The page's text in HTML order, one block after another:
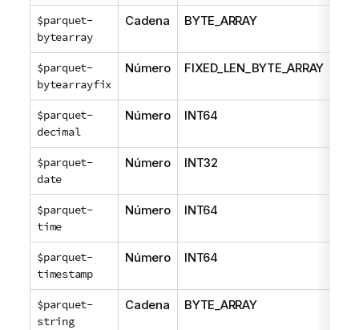
$parquet-
bytearray
Cadena BYTE_ARRAY
$parquet-
bytearrayfix
Número FIXED_LEN_BYTE_ARRAY
$parquet-
decimal
Número INT64
$parquet-
date
Número INT32
$parquet-
time
Número INT64
$parquet-
timestamp
Número INT64
$parquet-
string
Cadena BYTE_ARRAY